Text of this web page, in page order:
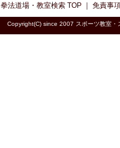
拳法道場・教室検索TOP ｜ 免責事
Copyright(C) since 2007 スポーツ教室・